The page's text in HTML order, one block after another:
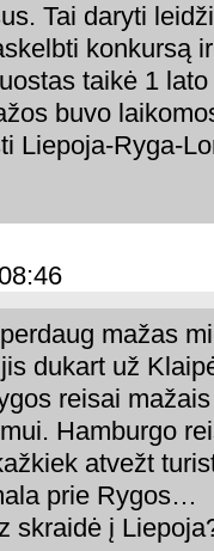
Tai daryti
konkursą
taikė 1
buvo
Liepoja-Ryga-
mažas
dukart už
reisai
Hamburgo
atvežt
prie Rygos…
skraidė į